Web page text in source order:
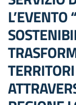
L’EVENTO